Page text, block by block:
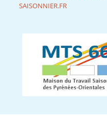
SAISONNIER.FR